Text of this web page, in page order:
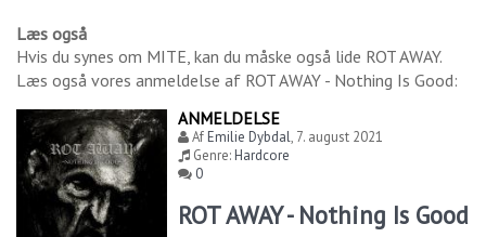
Læs også
Hvis du synes om MITE, kan du måske også lide ROT AWAY.
Læs også vores anmeldelse af ROT AWAY - Nothing Is Good:
ANMELDELSE
AfEmilie Dybdal, 7. august 2021
Genre:Hardcore
0
ROT AWAY - Nothing Is Good